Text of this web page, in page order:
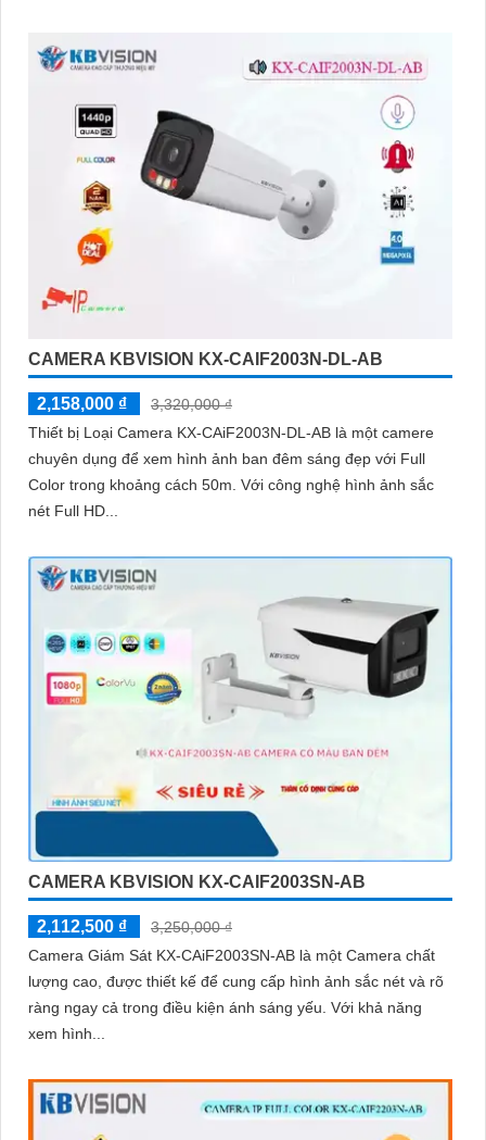
CAMERA KBVISION KX-CAIF2003N-DL-AB
2,158,000 ₫
3,320,000 ₫
Thiết bị Loại Camera KX-CAiF2003N-DL-AB là một camere
chuyên dụng để xem hình ảnh ban đêm sáng đẹp với Full
Color trong khoảng cách 50m. Với công nghệ hình ảnh sắc
nét Full HD...
CAMERA KBVISION KX-CAIF2003SN-AB
2,112,500 ₫
3,250,000 ₫
Camera Giám Sát KX-CAiF2003SN-AB là một Camera chất
lượng cao, được thiết kế để cung cấp hình ảnh sắc nét và rõ
ràng ngay cả trong điều kiện ánh sáng yếu. Với khả năng
xem hình...